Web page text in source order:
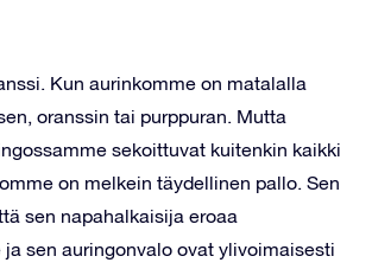
Kun aurinkomme on matalalla
oranssin tai purppuran. Mutta
sekoittuvat kuitenkin kaikki
on melkein täydellinen pallo. Sen
sen napahalkaisija eroaa
sen auringonvalo ovat ylivoimaisesti